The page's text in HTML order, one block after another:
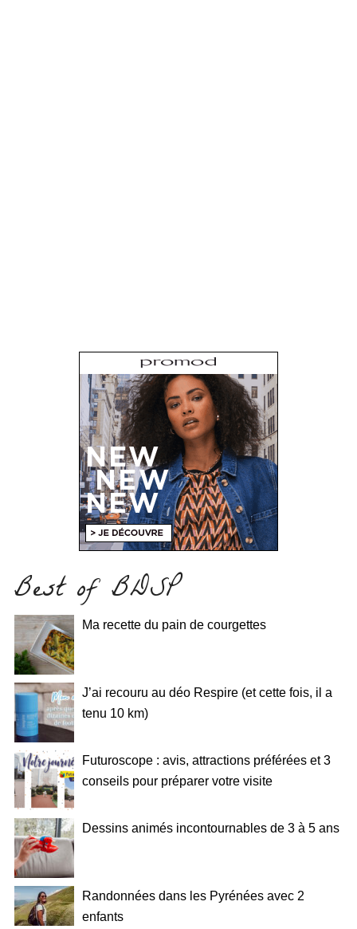
Best of BDSP
Ma recette du pain de courgettes
J’ai recouru au déo Respire (et cette fois, il a
tenu 10 km)
Futuroscope : avis, attractions préférées et 3
conseils pour préparer votre visite
Dessins animés incontournables de 3 à 5 ans
Randonnées dans les Pyrénées avec 2
enfants